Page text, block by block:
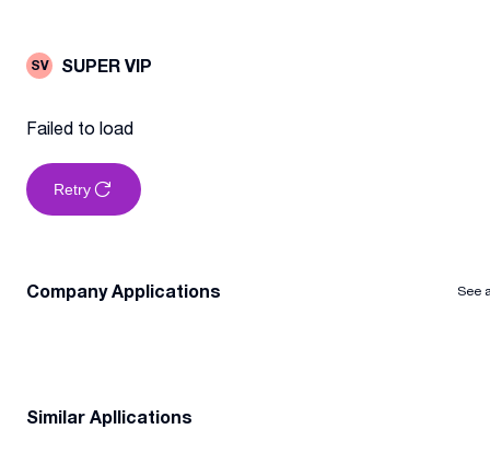
SV SUPER VIP
Failed to load
Retry
Company Applications See
Similar Apllications